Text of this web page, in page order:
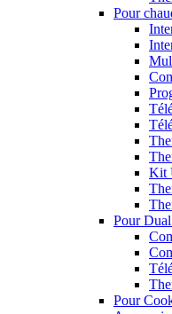
Pour
Kit
Pour
Pour